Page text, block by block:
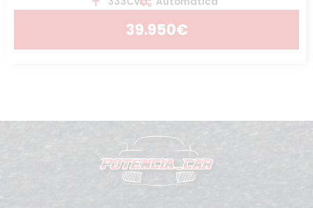
39.950€